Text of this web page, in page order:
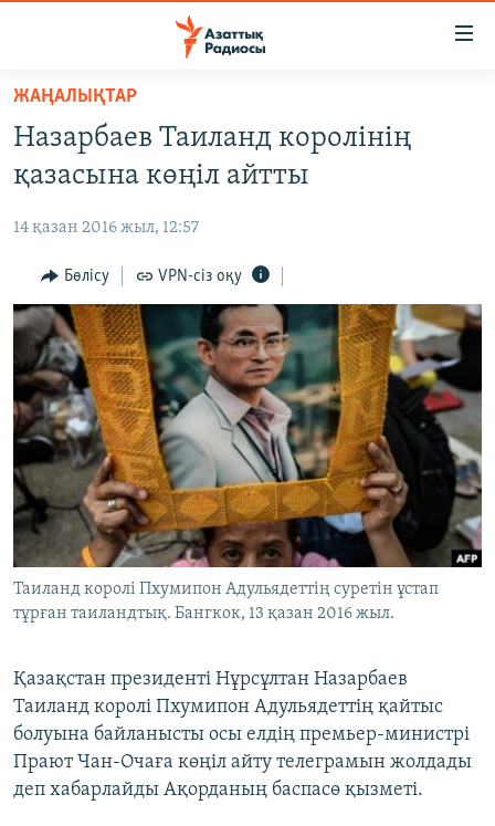
Skip
main
content
to
Navigation
Skip
to
Search
ЖАҢАЛЫҚТАР
САЯСАТ
ҚАҢТАР ОҚИҒАСЫ
АДАМ ҚҰҚЫҚТАРЫ
ӘЛЕУМЕТ
ӘЛЕМ
АРНАЙЫ ЖОБАЛАР
Русский
ЖАЗЫЛЫҢЫЗ
Басқа тілдерде
ЖАҢАЛЫҚТАР
Назарбаев Таиланд королінің
қазасына көңіл айтты
14 қазан 2016 жыл, 12:57
Бөлісу VPN-сіз оқу
Таиланд королі Пхумипон Адульядеттің суретін ұстап
тұрған таиландтық. Бангкок, 13 қазан 2016 жыл.
Қазақстан президенті Нұрсұлтан Назарбаев
Таиланд королі Пхумипон Адульядеттің қайтыс
болуына байланысты осы елдің премьер-министрі
Прают Чан-Очаға көңіл айту телеграмын жолдады
деп хабарлайды Ақорданың баспасө қызметі.